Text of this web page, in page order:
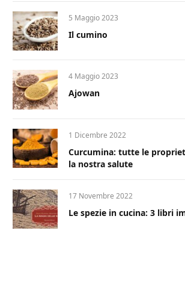
5 Maggio 2023
Il cumino
4 Maggio 2023
Ajowan
1 Dicembre 2022
Curcumina: tutte le
la nostra salute
17 Novembre 2022
Le spezie in cucina: 3 libri